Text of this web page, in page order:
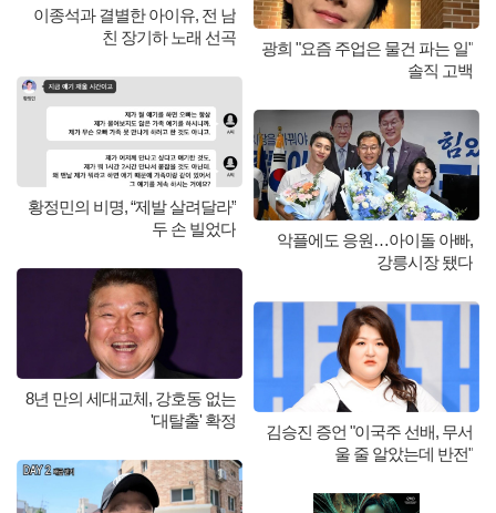
이종석과 결별한 아이유, 전 남
친 장기하 노래 선곡
황정민의 비명, “제발 살려달라”
두 손 빌었다
8년 만의 세대교체, 강호동 없는
'대탈출' 확정
광희 "요즘 주업은 물건 파는 일"
솔직 고백
악플에도 응원…아이돌 아빠,
강릉시장 됐다
김승진 증언 "이국주 선배, 무서
울 줄 알았는데 반전"